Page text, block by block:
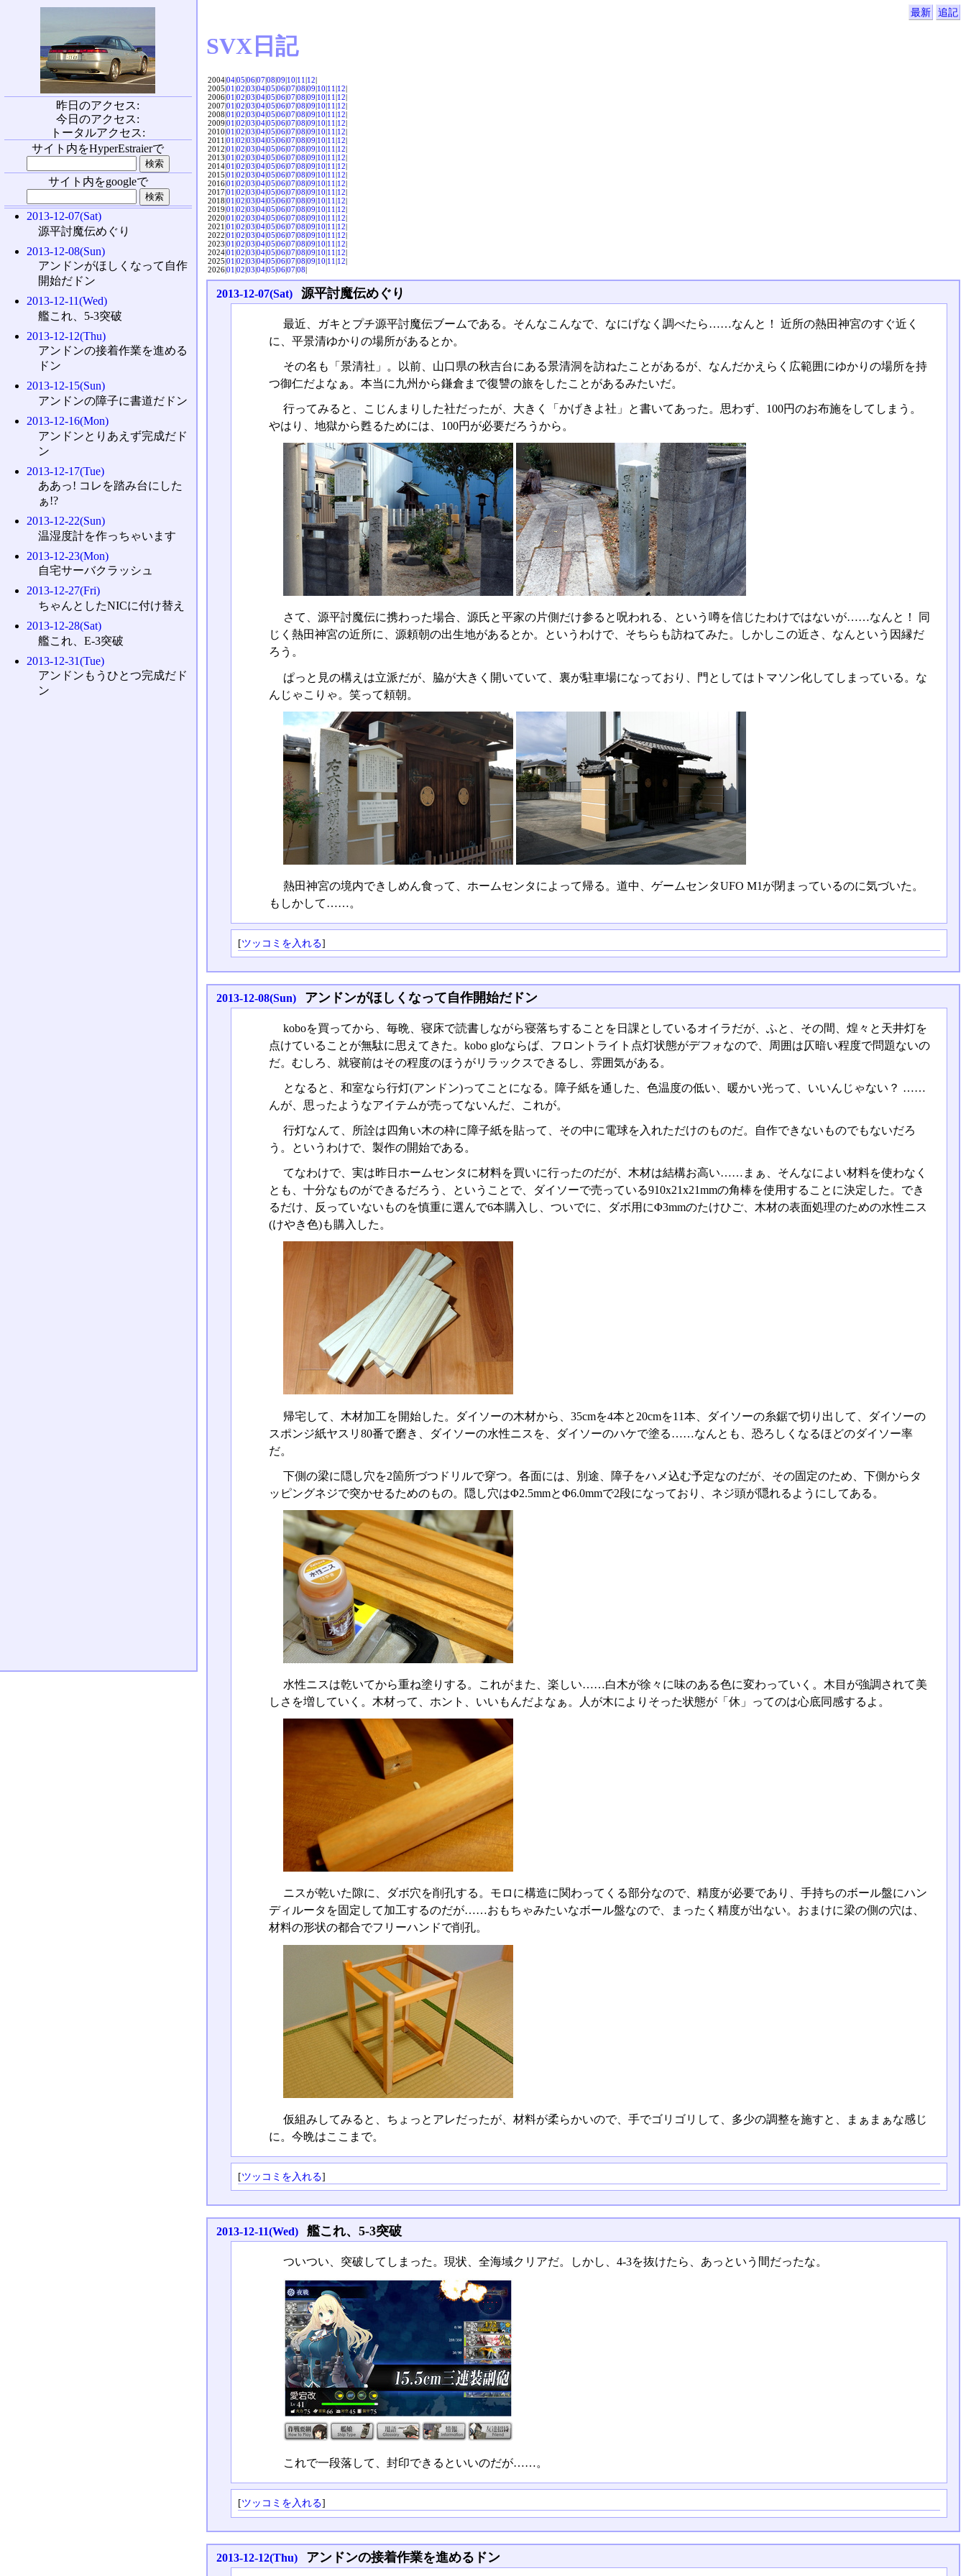
最新 追記
SVX日記
2004|04|05|06|07|08|09|10|11|12|
2005|01|02|03|04|05|06|07|08|09|10|11|12|
2006|01|02|03|04|05|06|07|08|09|10|11|12|
2007|01|02|03|04|05|06|07|08|09|10|11|12|
2008|01|02|03|04|05|06|07|08|09|10|11|12|
2009|01|02|03|04|05|06|07|08|09|10|11|12|
2010|01|02|03|04|05|06|07|08|09|10|11|12|
2011|01|02|03|04|05|06|07|08|09|10|11|12|
2012|01|02|03|04|05|06|07|08|09|10|11|12|
2013|01|02|03|04|05|06|07|08|09|10|11|12|
2014|01|02|03|04|05|06|07|08|09|10|11|12|
2015|01|02|03|04|05|06|07|08|09|10|11|12|
2016|01|02|03|04|05|06|07|08|09|10|11|12|
2017|01|02|03|04|05|06|07|08|09|10|11|12|
2018|01|02|03|04|05|06|07|08|09|10|11|12|
2019|01|02|03|04|05|06|07|08|09|10|11|12|
2020|01|02|03|04|05|06|07|08|09|10|11|12|
2021|01|02|03|04|05|06|07|08|09|10|11|12|
2022|01|02|03|04|05|06|07|08|09|10|11|12|
2023|01|02|03|04|05|06|07|08|09|10|11|12|
2024|01|02|03|04|05|06|07|08|09|10|11|12|
2025|01|02|03|04|05|06|07|08|09|10|11|12|
2026|01|02|03|04|05|06|07|08|
2013-12-07(Sat) 源平討魔伝めぐり
最近、ガキとプチ源平討魔伝ブームである。そんなこんなで、なにげなく調べたら……なんと！ 近所の熱田神宮のすぐ近く
に、平景清ゆかりの場所があるとか。
その名も「景清社」。以前、山口県の秋吉台にある景清洞を訪ねたことがあるが、なんだかえらく広範囲にゆかりの場所を持
つ御仁だよなぁ。本当に九州から鎌倉まで復讐の旅をしたことがあるみたいだ。
行ってみると、こじんまりした社だったが、大きく「かげきよ社」と書いてあった。思わず、100円のお布施をしてしまう。
やはり、地獄から甦るためには、100円が必要だろうから。
さて、源平討魔伝に携わった場合、源氏と平家の片側だけ参ると呪われる、という噂を信じたわけではないが……なんと！ 同
じく熱田神宮の近所に、源頼朝の出生地があるとか。というわけで、そちらも訪ねてみた。しかしこの近さ、なんという因縁だ
ろう。
ぱっと見の構えは立派だが、脇が大きく開いていて、裏が駐車場になっており、門としてはトマソン化してしまっている。な
んじゃこりゃ。笑って頼朝。
熱田神宮の境内できしめん食って、ホームセンタによって帰る。道中、ゲームセンタUFO M1が閉まっているのに気づいた。
もしかして……。
[ツッコミを入れる]
2013-12-08(Sun) アンドンがほしくなって自作開始だドン
koboを買ってから、毎晩、寝床で読書しながら寝落ちすることを日課としているオイラだが、ふと、その間、煌々と天井灯を
点けていることが無駄に思えてきた。kobo gloならば、フロントライト点灯状態がデフォなので、周囲は仄暗い程度で問題ないの
だ。むしろ、就寝前はその程度のほうがリラックスできるし、雰囲気がある。
となると、和室なら行灯(アンドン)ってことになる。障子紙を通した、色温度の低い、暖かい光って、いいんじゃない？ ……
んが、思ったようなアイテムが売ってないんだ、これが。
行灯なんて、所詮は四角い木の枠に障子紙を貼って、その中に電球を入れただけのものだ。自作できないものでもないだろ
う。というわけで、製作の開始である。
てなわけで、実は昨日ホームセンタに材料を買いに行ったのだが、木材は結構お高い……まぁ、そんなによい材料を使わなく
とも、十分なものができるだろう、ということで、ダイソーで売っている910x21x21mmの角棒を使用することに決定した。でき
るだけ、反っていないものを慎重に選んで6本購入し、ついでに、ダボ用にΦ3mmのたけひご、木材の表面処理のための水性ニス
(けやき色)も購入した。
帰宅して、木材加工を開始した。ダイソーの木材から、35cmを4本と20cmを11本、ダイソーの糸鋸で切り出して、ダイソーの
スポンジ紙ヤスリ80番で磨き、ダイソーの水性ニスを、ダイソーのハケで塗る……なんとも、恐ろしくなるほどのダイソー率
だ。
下側の梁に隠し穴を2箇所づつドリルで穿つ。各面には、別途、障子をハメ込む予定なのだが、その固定のため、下側からタ
ッピングネジで突かせるためのもの。隠し穴はΦ2.5mmとΦ6.0mmで2段になっており、ネジ頭が隠れるようにしてある。
水性ニスは乾いてから重ね塗りする。これがまた、楽しい……白木が徐々に味のある色に変わっていく。木目が強調されて美
しさを増していく。木材って、ホント、いいもんだよなぁ。人が木によりそった状態が「休」ってのは心底同感するよ。
ニスが乾いた隙に、ダボ穴を削孔する。モロに構造に関わってくる部分なので、精度が必要であり、手持ちのボール盤にハン
ディルータを固定して加工するのだが……おもちゃみたいなボール盤なので、まったく精度が出ない。おまけに梁の側の穴は、
材料の形状の都合でフリーハンドで削孔。
仮組みしてみると、ちょっとアレだったが、材料が柔らかいので、手でゴリゴリして、多少の調整を施すと、まぁまぁな感じ
に。今晩はここまで。
[ツッコミを入れる]
2013-12-11(Wed) 艦これ、5-3突破
ついつい、突破してしまった。現状、全海域クリアだ。しかし、4-3を抜けたら、あっという間だったな。
これで一段落して、封印できるといいのだが……。
[ツッコミを入れる]
2013-12-12(Thu) アンドンの接着作業を進めるドン
昨日のアクセス:
今日のアクセス:
トータルアクセス:
サイト内をHyperEstraierで
サイト内をgoogleで
2013-12-07(Sat)
源平討魔伝めぐり
2013-12-08(Sun)
アンドンがほしくなって自作
開始だドン
2013-12-11(Wed)
艦これ、5-3突破
2013-12-12(Thu)
アンドンの接着作業を進める
ドン
2013-12-15(Sun)
アンドンの障子に書道だドン
2013-12-16(Mon)
アンドンとりあえず完成だド
ン
2013-12-17(Tue)
ああっ! コレを踏み台にした
ぁ!?
2013-12-22(Sun)
温湿度計を作っちゃいます
2013-12-23(Mon)
自宅サーバクラッシュ
2013-12-27(Fri)
ちゃんとしたNICに付け替え
2013-12-28(Sat)
艦これ、E-3突破
2013-12-31(Tue)
アンドンもうひとつ完成だド
ン